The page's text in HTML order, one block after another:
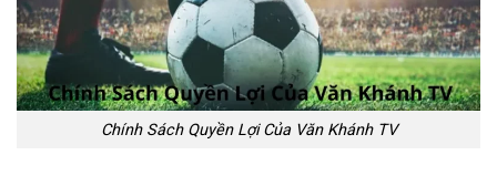
Chính Sách Quyền Lợi Của Văn Khánh TV